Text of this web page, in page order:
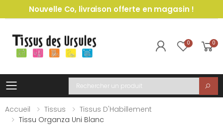
Nouvelle Co, livraison offerte en magasin !
0 0
Toggle mobile menu
Recherche
Accueil
Tissus
Tissus D'Habillement
Tissu Organza Uni Blanc